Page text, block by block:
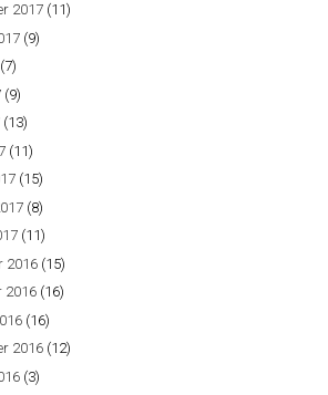
2017 (11)
(9)
(7)
(9)
(13)
(11)
(15)
(8)
(11)
2016 (15)
2016 (16)
(16)
2016 (12)
(3)